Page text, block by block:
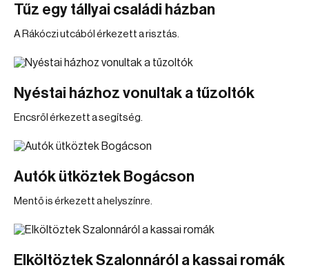
Tűz egy tállyai családi házban
A Rákóczi utcából érkezett a risztás.
Nyéstai házhoz vonultak a tűzoltók
Encsről érkezett a segítség.
Autók ütköztek Bogácson
Mentő is érkezett a helyszínre.
Elköltöztek Szalonnáról a kassai romák